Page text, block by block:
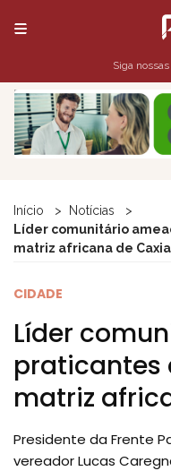
Siga
Início
Notícias
Líder comunitário
matriz africana de
CIDADE
Líder
praticantes
matriz
Presidente da Frente
vereador Lucas